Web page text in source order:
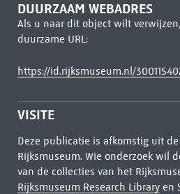
DUURZAAM WEBADRES
Als u naar dit object wilt
duurzame URL:
https://id.rijksmuseum.nl/
VISITE
Deze publicatie is afkomstig uit
Rijksmuseum. Wie onderzoek wil
van de collecties van het
Rijksmuseum Research Libraryen